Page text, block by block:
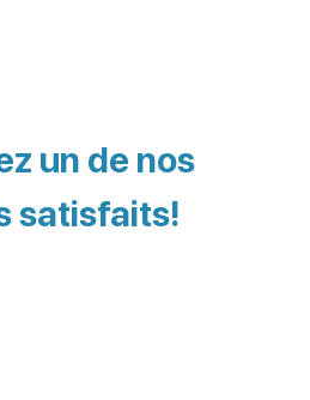
un de nos
satisfaits!